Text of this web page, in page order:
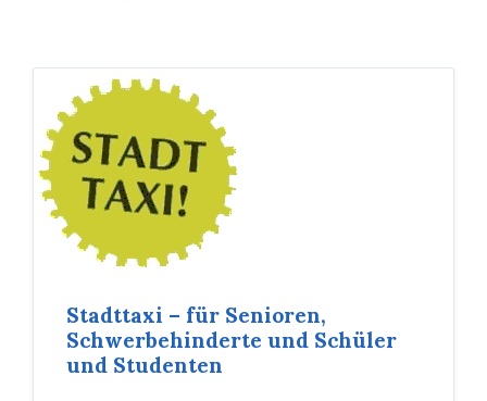
Stadttaxi – für Senioren,
Schwerbehinderte und Schüler
und Studenten